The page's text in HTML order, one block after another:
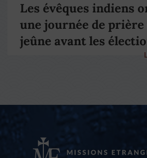
Les évêques indiens
une journée de prière
jeûne avant les